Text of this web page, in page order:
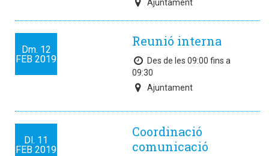
Ajuntament
Dm. 12
FEB 2019
Reunió interna
Des de les 09:00 fins a
09:30
Ajuntament
Dl. 11
FEB 2019
Coordinació
comunicació